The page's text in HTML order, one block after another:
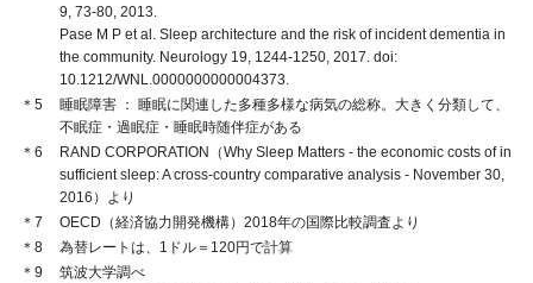
9, 73-80, 2013.
Pase M P et al. Sleep architecture and the risk of incident dementia in
the community. Neurology 19, 1244-1250, 2017. doi:
10.1212/WNL.0000000000004373.
＊5
睡眠障害
睡眠に関連した多種多様な病気の総称。大きく分類して、
不眠症・過眠症・睡眠時随伴症がある
＊6
RAND CORPORATION（Why Sleep Matters - the economic costs of in
sufficient sleep: A cross-country comparative analysis - November 30,
2016）より
＊7
OECD（経済協力開発機構）2018年の国際比較調査より
＊8
為替レートは、1ドル＝120円で計算
＊9
筑波大学調べ